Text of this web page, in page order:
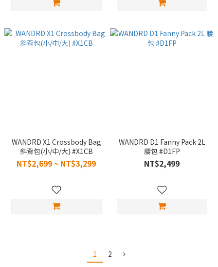
WANDRD X1 Crossbody Bag
斜背包(小/中/大) #X1CB
NT$2,699 ~ NT$3,299
WANDRD D1 Fanny Pack 2L
腰包 #D1FP
NT$2,499
1 2